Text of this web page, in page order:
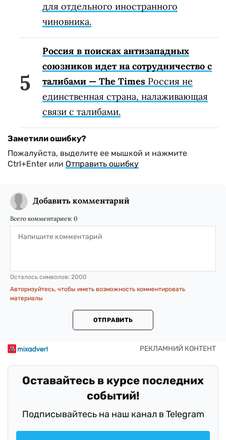
для отдельного иностранного
чиновника.
Россия в поисках антизападных
союзников идет на сотрудничество с
талибами — The Times Россия не
единственная страна, налаживающая
связи с талибами.
Заметили ошибку?
Пожалуйста, выделите ее мышкой и нажмите
Ctrl+Enter или Отправить ошибку
Добавить комментарий
Всего комментариев: 0
Осталось символов: 2000
Авторизуйтесь, чтобы иметь возможность комментировать
материалы
ОТПРАВИТЬ
Оставайтесь в курсе последних
событий!
Подписывайтесь на наш канал в Telegram